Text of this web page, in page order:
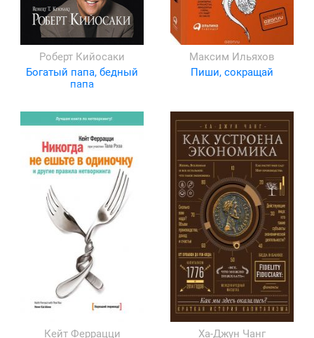
Роберт Кийосаки
Богатый папа, бедный
папа
Максим Ильяхов
Пиши, сокращай
Кейт Феррацци
Ха-Джун Чанг